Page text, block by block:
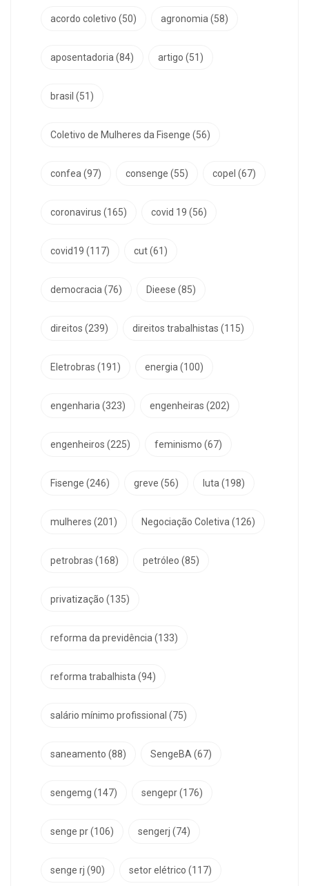
acordo coletivo (50) agronomia (58)
aposentadoria (84) artigo (51)
brasil (51)
Coletivo de Mulheres da Fisenge (56)
confea (97) consenge (55) copel (67)
coronavirus (165) covid 19 (56)
covid19 (117) cut(61)
democracia (76) Dieese (85)
direitos (239) direitos trabalhistas (115)
Eletrobras (191) energia (100)
engenharia (323) engenheiras (202)
engenheiros (225) feminismo (67)
Fisenge (246) greve (56) luta (198)
mulheres (201) Negociação Coletiva (126)
petrobras (168) petróleo (85)
privatização (135)
reforma da previdência (133)
reforma trabalhista (94)
salário mínimo profissional (75)
saneamento (88) SengeBA (67)
sengemg (147) sengepr(176)
senge pr(106) sengerj (74)
senge rj (90) setor elétrico (117)